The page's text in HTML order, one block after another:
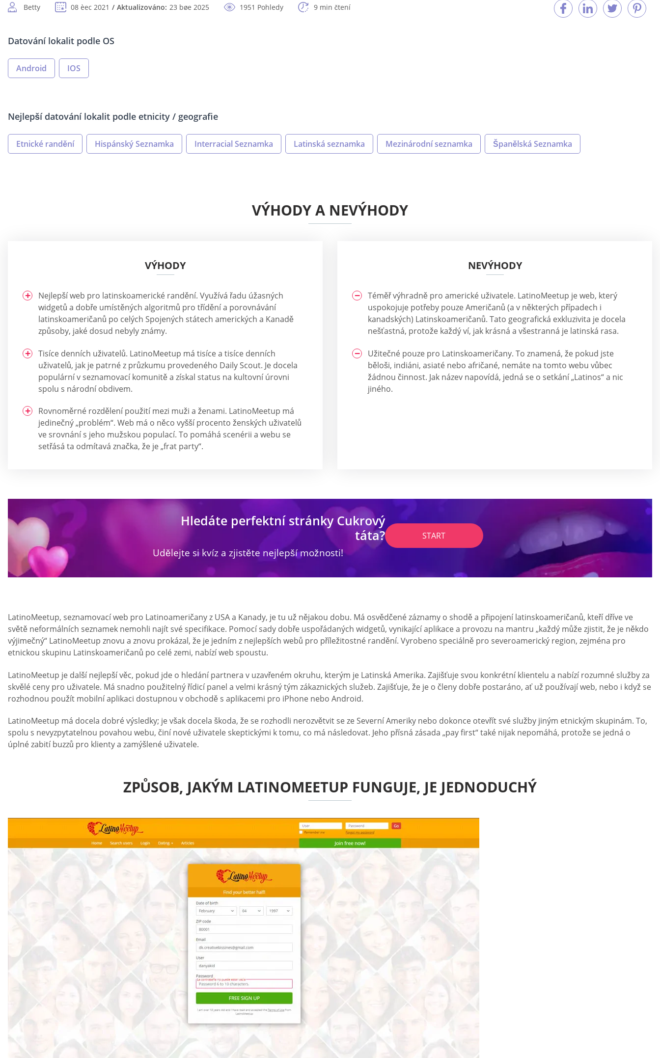
Betty 08 èec 2021 Aktualizováno: 23 bøe 2025 1951 Pohledy 9 min čtení
Datování lokalit podle OS
Android IOS
Nejlepší datování lokalit podle etnicity / geografie
Etnické randění Hispánský Seznamka Interracial Seznamka Latinská seznamka Mezinárodní seznamka Španělská Seznamka
VÝHODY A NEVÝHODY
VÝHODY
Nejlepší web pro latinskoamerické randění. Využívá řadu úžasných
widgetů a dobře umístěných algoritmů pro třídění a porovnávání
latinskoameričanů po celých Spojených státech amerických a Kanadě
způsoby, jaké dosud nebyly známy.
Tisíce denních uživatelů. LatinoMeetup má tisíce a tisíce denních
uživatelů, jak je patrné z průzkumu provedeného Daily Scout. Je docela
populární v seznamovací komunitě a získal status na kultovní úrovni
spolu s národní obdivem.
Rovnoměrné rozdělení použití mezi muži a ženami. LatinoMeetup má
jedinečný „problém“. Web má o něco vyšší procento ženských uživatelů
ve srovnání s jeho mužskou populací. To pomáhá scenérii a webu se
setřásá ta odmítavá značka, že je „frat party“.
NEVÝHODY
Téměř výhradně pro americké uživatele. LatinoMeetup je web, který
uspokojuje potřeby pouze Američanů (a v některých případech i
kanadských) Latinskoameričanů. Tato geografická exkluzivita je docela
nešťastná, protože každý ví, jak krásná a všestranná je latinská rasa.
Užitečné pouze pro Latinskoameričany. To znamená, že pokud jste
běloši, indiáni, asiaté nebo afričané, nemáte na tomto webu vůbec
žádnou činnost. Jak název napovídá, jedná se o setkání „Latinos“ a nic
jiného.
Hledáte perfektní stránky Cukrový
táta?
Udělejte si kvíz a zjistěte nejlepší možnosti!
START
LatinoMeetup, seznamovací web pro Latinoameričany z USA a Kanady, je tu už nějakou dobu. Má osvědčené záznamy o shodě a připojení latinskoameričanů, kteří dříve ve
světě neformálních seznamek nemohli najít své specifikace. Pomocí sady dobře uspořádaných widgetů, vynikající aplikace a provozu na mantru „každý může zjistit, že je někdo
výjimečný“ LatinoMeetup znovu a znovu prokázal, že je jedním z nejlepších webů pro příležitostné randění. Vyrobeno speciálně pro severoamerický region, zejména pro
etnickou skupinu Latinskoameričanů po celé zemi, nabízí web spoustu.
LatinoMeetup je další nejlepší věc, pokud jde o hledání partnera v uzavřeném okruhu, kterým je Latinská Amerika. Zajišťuje svou konkrétní klientelu a nabízí rozumné služby za
skvělé ceny pro uživatele. Má snadno použitelný řídicí panel a velmi krásný tým zákaznických služeb. Zajišťuje, že je o členy dobře postaráno, ať už používají web, nebo i když se
rozhodnou použít mobilní aplikaci dostupnou v obchodě s aplikacemi pro iPhone nebo Android.
LatinoMeetup má docela dobré výsledky; je však docela škoda, že se rozhodli nerozvětvit se ze Severní Ameriky nebo dokonce otevřít své služby jiným etnickým skupinám. To,
spolu s nevyzpytatelnou povahou webu, činí nové uživatele skeptickými k tomu, co má následovat. Jeho přísná zásada „pay first“ také nijak nepomáhá, protože se jedná o
úplné zabití buzzů pro klienty a zamýšlené uživatele.
ZPŮSOB, JAKÝM LATINOMEETUP FUNGUJE, JE JEDNODUCHÝ